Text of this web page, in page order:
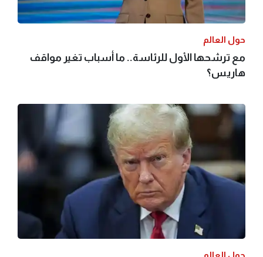
حول العالم
مع ترشحها الأول للرئاسة.. ما أسباب تغير مواقف
هاريس؟